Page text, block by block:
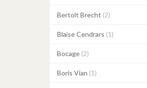
Bertolt Brecht (2)
Blaise Cendrars (1)
Bocage (2)
Boris Vian (1)